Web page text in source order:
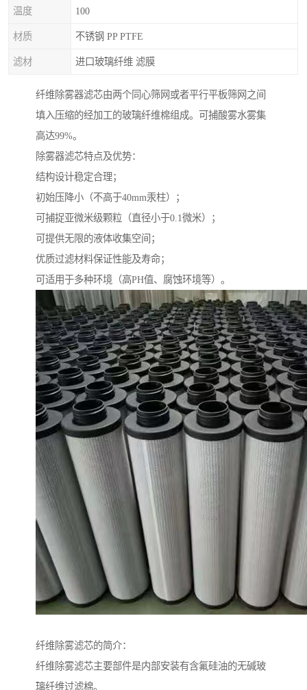
温度 100
材质 不锈钢 PP PTFE
滤材 进口玻璃纤维 滤膜
纤维除雾器滤芯由两个同心筛网或者平行平板筛网之间
填入压缩的经加工的玻璃纤维棉组成。可捕酸雾水雾集
高达99%。
除雾器滤芯特点及优势：
结构设计稳定合理；
初始压降小（不高于40mm汞柱）；
可捕捉亚微米级颗粒（直径小于0.1微米）；
可提供无限的液体收集空间；
优质过滤材料保证性能及寿命；
可适用于多种环境（高PH值、腐蚀环境等）。
纤维除雾滤芯的简介：
纤维除雾滤芯主要部件是内部安装有含氟硅油的无碱玻
璃纤维过滤棉。